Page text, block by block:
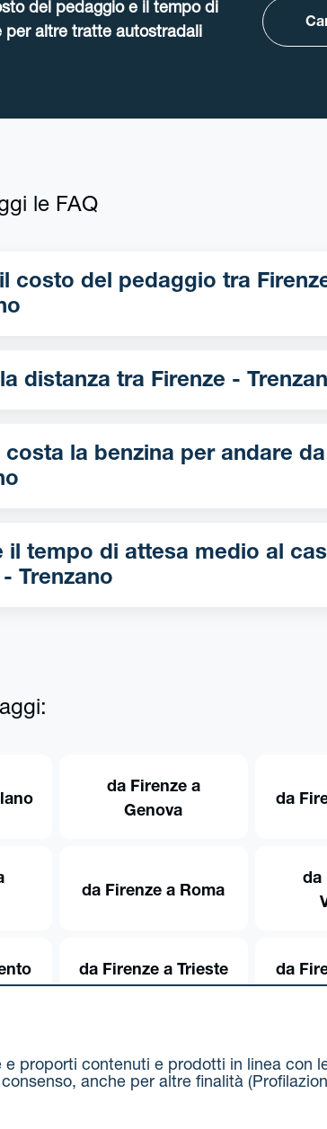
del pedaggio e il tempo di
per altre tratte autostradali
le FAQ
del pedaggio tra Firenze -
Qual è la distanza tra Firenze -
la benzina per andare da Firenze -
il tempo di attesa medio al
Trenzano
da Firenze a
Genova
da
da Firenze a Roma
da
da Firenze a Trieste da
proporti contenuti e prodotti in linea con
anche per altre finalità